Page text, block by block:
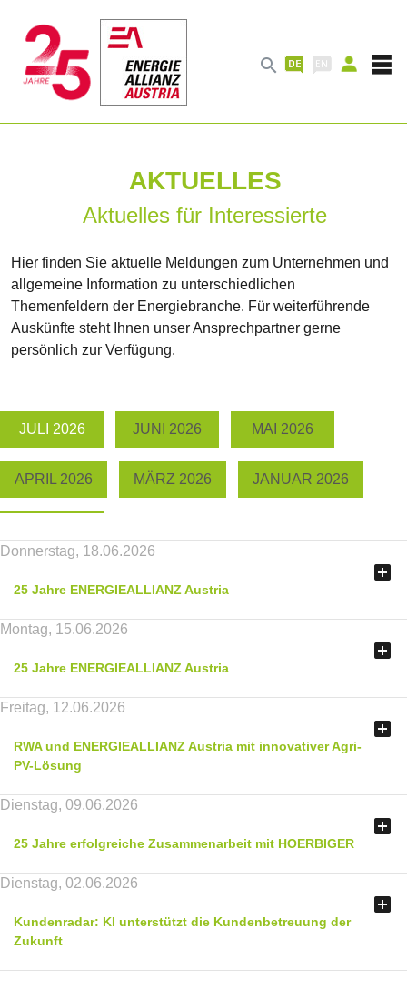

AKTUELLES
Aktuelles für Interessierte
Hier finden Sie aktuelle Meldungen zum Unternehmen und
allgemeine Information zu unterschiedlichen
Themenfeldern der Energiebranche. Für weiterführende
Auskünfte steht Ihnen unser Ansprechpartner gerne
persönlich zur Verfügung.
JULI 2026 JUNI 2026 MAI 2026
APRIL 2026 MÄRZ 2026 JANUAR 2026
Donnerstag, 18.06.2026
25 Jahre ENERGIEALLIANZ Austria

Montag, 15.06.2026
25 Jahre ENERGIEALLIANZ Austria

Freitag, 12.06.2026
RWA und ENERGIEALLIANZ Austria mit innovativer Agri-
PV-Lösung

Dienstag, 09.06.2026
25 Jahre erfolgreiche Zusammenarbeit mit HOERBIGER

Dienstag, 02.06.2026
Kundenradar: KI unterstützt die Kundenbetreuung der
Zukunft
